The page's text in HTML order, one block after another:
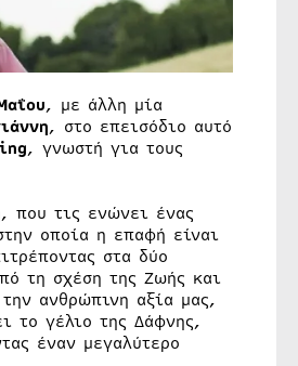
, με άλλη μία
, στο επεισόδιο αυτό
, γνωστή για τους
που τις ενώνει ένας
οποία η επαφή είναι
στα δύο
τη σχέση της Ζωής και
ανθρώπινη αξία μας,
το γέλιο της Δάφνης,
έναν μεγαλύτερο